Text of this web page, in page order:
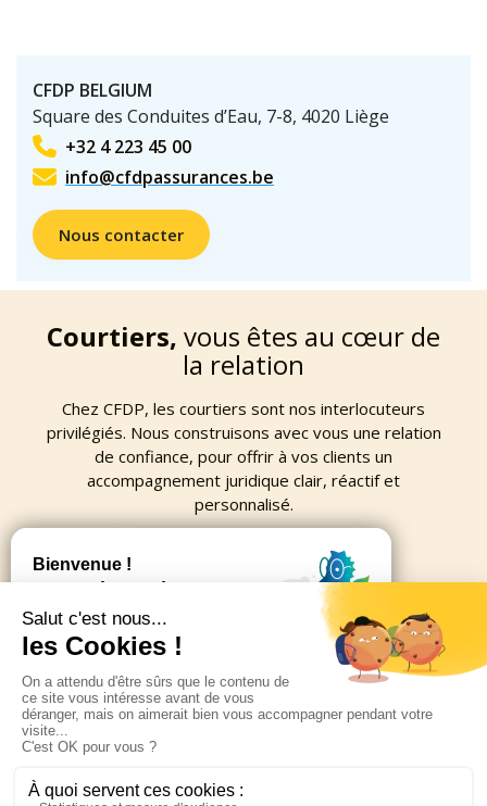
CFDP BELGIUM
Square des Conduites d’Eau, 7-8, 4020 Liège
+32 4 223 45 00
info@cfdpassurances.be
Nous contacter
Courtiers, vous êtes au cœur de
la relation
Chez CFDP, les courtiers sont nos interlocuteurs
privilégiés. Nous construisons avec vous une relation
de confiance, pour offrir à vos clients un
accompagnement juridique clair, réactif et
personnalisé.
Plan du site
Politique de confidentialité